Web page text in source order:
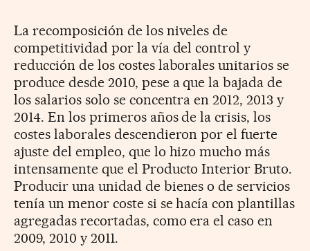
La recomposición de los niveles de
competitividad por la vía del control y
reducción de los costes laborales unitarios se
produce desde 2010, pese a que la bajada de
los salarios solo se concentra en 2012, 2013 y
2014. En los primeros años de la crisis, los
costes laborales descendieron por el fuerte
ajuste del empleo, que lo hizo mucho más
intensamente que el Producto Interior Bruto.
Producir una unidad de bienes o de servicios
tenía un menor coste si se hacía con plantillas
agregadas recortadas, como era el caso en
2009, 2010 y 2011.